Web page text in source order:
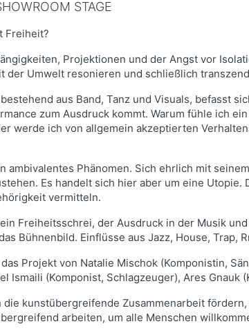
STAGE
Freiheit?
Projektionen und der Angst vor
der Umwelt resonieren und schließlich
bestehend aus Band, Tanz und Visuals, befasst
zum Ausdruck kommt. Warum fühle ich
werde ich von allgemein akzeptierten
ambivalentes Phänomen. Sich ehrlich mit
Es handelt sich hier aber um eine
vermitteln.
Freiheitsschrei, der Ausdruck in der Musik
Bühnenbild. Einflüsse aus Jazz, House, Trap,
Projekt von Natalie Mischok (Komponistin,
Ismaili (Komponist, Schlagzeuger), Ares
die kunstübergreifende Zusammenarbeit
arbeiten, um alle Menschen